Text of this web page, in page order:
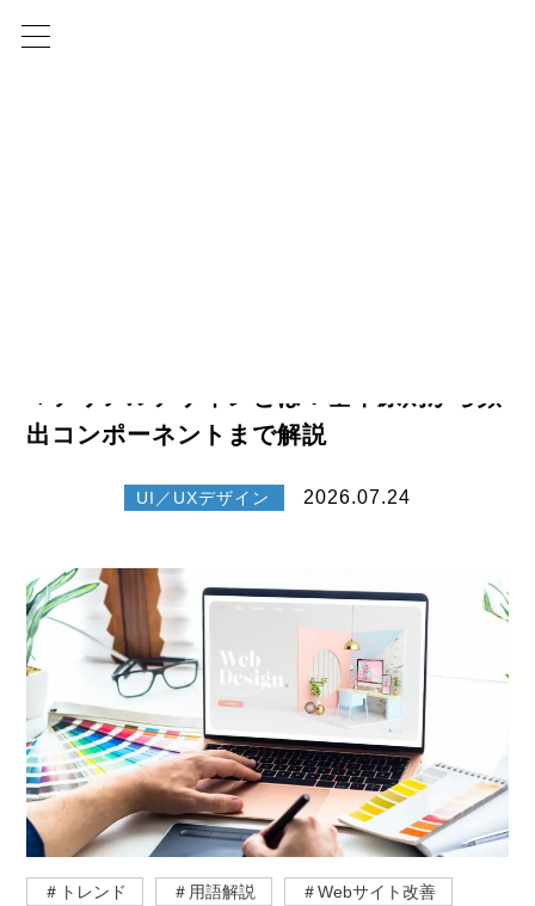
出コンポーネントまで解説
UI／UXデザイン 2026.07.24
＃トレンド ＃用語解説 ＃Webサイト改善